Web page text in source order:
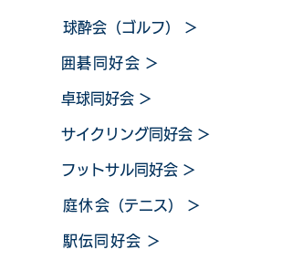
球酔会（ゴルフ） ＞
囲碁同好会 ＞
卓球同好会 ＞
サイクリング同好会 ＞
フットサル同好会 ＞
庭休会（テニス） ＞
駅伝同好会 ＞